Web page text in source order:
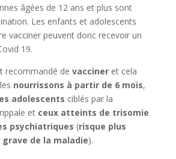
âgées de 12 ans et plus sont
Les enfants et adolescents
vacciner peuvent donc recevoir un
19.
recommandé de vaccineret cela
nourrissons à partir de 6 mois,
adolescents ciblés par la
et ceux atteints de trisomie
psychiatriques (risque plus
de la maladie).